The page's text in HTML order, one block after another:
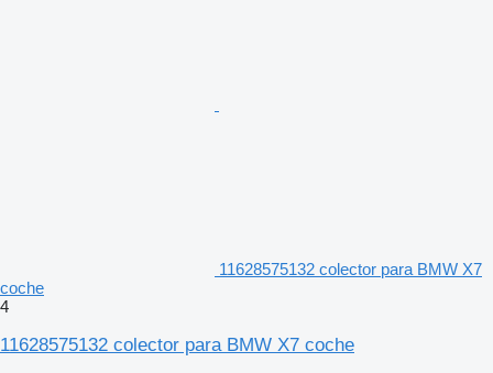
11628575132 colector para BMW X7
coche
4
11628575132 colector para BMW X7 coche